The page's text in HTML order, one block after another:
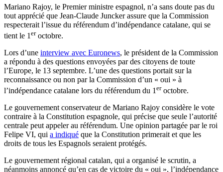
Mariano Rajoy, le Premier ministre espagnol, n’a sans doute pas du
tout apprécié que Jean-Claude Juncker assure que la Commission
respecterait l’issue du référendum d’indépendance catalane, qui se
tient le 1 eroctobre.
Lors d’une interview avec Euronews, le président de la Commission
a répondu à des questions envoyées par des citoyens de toute
l’Europe, le 13 septembre. L’une des questions portait sur la
reconnaissance ou non par la Commission d’un « oui » à
l’indépendance catalane lors du référendum du 1 eroctobre.
Le gouvernement conservateur de Mariano Rajoy considère le vote
contraire à la Constitution espagnole, qui précise que seule l’autorité
centrale peut appeler au référendum. Une opinion partagée par le roi
Felipe VI, qui a indiqué que la Constitution primerait et que les
droits de tous les Espagnols seraient protégés.
Le gouvernement régional catalan, qui a organisé le scrutin, a
néanmoins annoncé qu’en cas de victoire du « oui », l’indépendance